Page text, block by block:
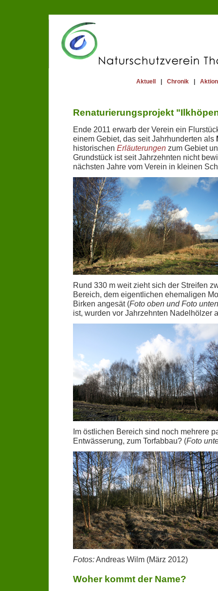
Aktuell Chronik
Renaturierungsprojekt
Ende 2011 erwarb der Verein ein
einem Gebiet, das seit Jahrhunderten als
historischen Erläuterungen zum Gebiet
Grundstück ist seit Jahrzehnten nicht
nächsten Jahre vom Verein in kleinen
Rund 330 m weit zieht sich der Streifen
Bereich, dem eigentlichen ehemaligen
Birken angesät (Foto oben und Foto unten
ist, wurden vor Jahrzehnten Nadelhölzer
Im östlichen Bereich sind noch mehrere
Entwässerung, zum Torfabbau? (Foto
Fotos:Andreas Wilm (März 2012)
Woher kommt der Name?